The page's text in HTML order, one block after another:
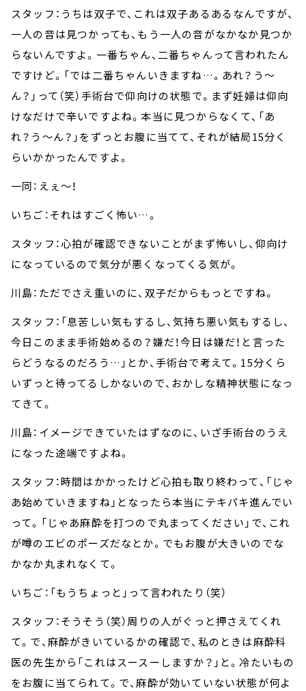
スタッフ：うちは双子で、これは双子あるあるなんですが、
一人の音は見つかっても、もう一人の音がなかなか見つか
らないんですよ。一番ちゃん、二番ちゃんって言われたん
ですけど。「では二番ちゃんいきますね…。あれ？う～
ん？」って（笑）手術台で仰向けの状態で。まず妊婦は仰向
けなだけで辛いですよね。本当に見つからなくて、「あ
れ？う～ん？」をずっとお腹に当てて、それが結局15分く
らいかかったんですよ。
一同：えぇ～！
いちご：それはすごく怖い…。
スタッフ：心拍が確認できないことがまず怖いし、仰向け
になっているので気分が悪くなってくる気が。
川島：ただでさえ重いのに、双子だからもっとですね。
スタッフ：「息苦しい気もするし、気持ち悪い気もするし、
今日このまま手術始めるの？嫌だ！今日は嫌だ！と言った
らどうなるのだろう…」とか、手術台で考えて。15分くら
いずっと待ってるしかないので、おかしな精神状態になっ
てきて。
川島：イメージできていたはずなのに、いざ手術台のうえ
になった途端ですよね。
スタッフ：時間はかかったけど心拍も取り終わって、「じゃ
あ始めていきますね」となったら本当にテキパキ進んでい
って。「じゃあ麻酔を打つので丸まってください」で、これ
が噂のエビのポーズだなとか。でもお腹が大きいのでな
かなか丸まれなくて。
いちご：「もうちょっと」って言われたり（笑）
スタッフ：そうそう（笑）周りの人がぐっと押さえてくれ
て。で、麻酔がきいているかの確認で、私のときは麻酔科
医の先生から「これはスースーしますか？」と。冷たいもの
をお腹に当てられて。で、麻酔が効いていない状態が何よ